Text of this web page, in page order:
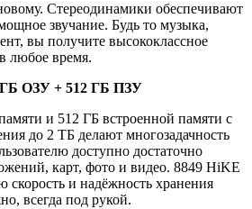
Стереодинамики обеспечивают
звучание. Будь то музыка,
вы получите высококлассное
любое время.
ОЗУ + 512 ГБ ПЗУ
и 512 ГБ встроенной памяти с
до 2 ТБ делают многозадачность
доступно достаточно
карт, фото и видео. 8849 HiKE
скорость и надёжность хранения
всегда под рукой.